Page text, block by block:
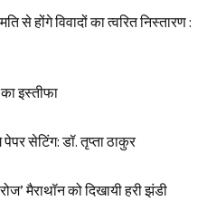
होंगे विवादों का त्वरित निस्तारण :
इस्तीफा
सेटिंग: डॉ. तृप्ता ठाकुर
मैराथॉन को दिखायी हरी झंडी